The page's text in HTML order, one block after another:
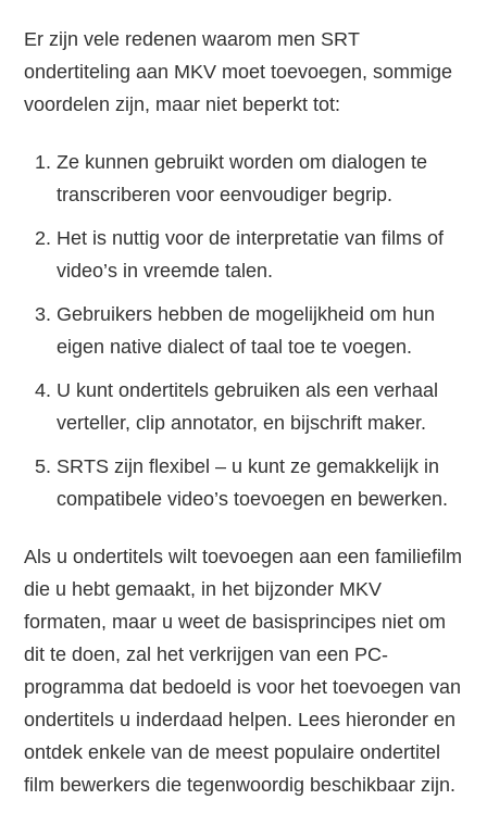
Er zijn vele redenen waarom men SRT
ondertiteling aan MKV moet toevoegen, sommige
voordelen zijn, maar niet beperkt tot:
Ze kunnen gebruikt worden om dialogen te
transcriberen voor eenvoudiger begrip.
Het is nuttig voor de interpretatie van films of
video’s in vreemde talen.
Gebruikers hebben de mogelijkheid om hun
eigen native dialect of taal toe te voegen.
U kunt ondertitels gebruiken als een verhaal
verteller, clip annotator, en bijschrift maker.
SRTS zijn flexibel – u kunt ze gemakkelijk in
compatibele video’s toevoegen en bewerken.
Als u ondertitels wilt toevoegen aan een familiefilm
die u hebt gemaakt, in het bijzonder MKV
formaten, maar u weet de basisprincipes niet om
dit te doen, zal het verkrijgen van een PC-
programma dat bedoeld is voor het toevoegen van
ondertitels u inderdaad helpen. Lees hieronder en
ontdek enkele van de meest populaire ondertitel
film bewerkers die tegenwoordig beschikbaar zijn.